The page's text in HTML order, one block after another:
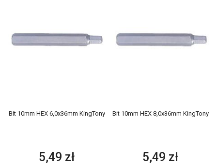
Bit 10mm HEX 6,0x36mm KingTony
5,49 zł
Bit 10mm HEX 8,0x36mm KingTony
5,49 zł